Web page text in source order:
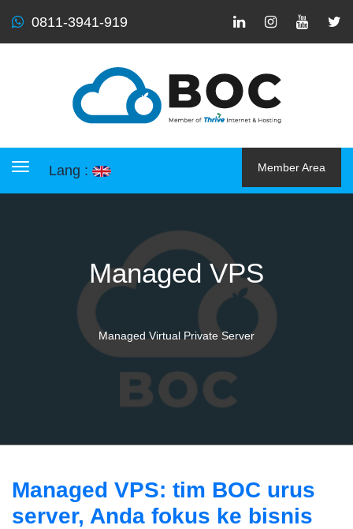
0811-3941-919
Toggle navigation
Lang : Member Area
Managed VPS
Managed Virtual Private Server
Managed VPS: tim BOC urus
server, Anda fokus ke bisnis